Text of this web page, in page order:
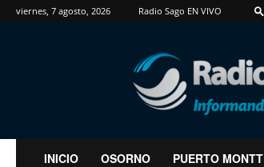
viernes, 7 agosto, 2026 Radio Sago EN VIVO
RadioSago
INICIO OSORNO PUERTO MONTT